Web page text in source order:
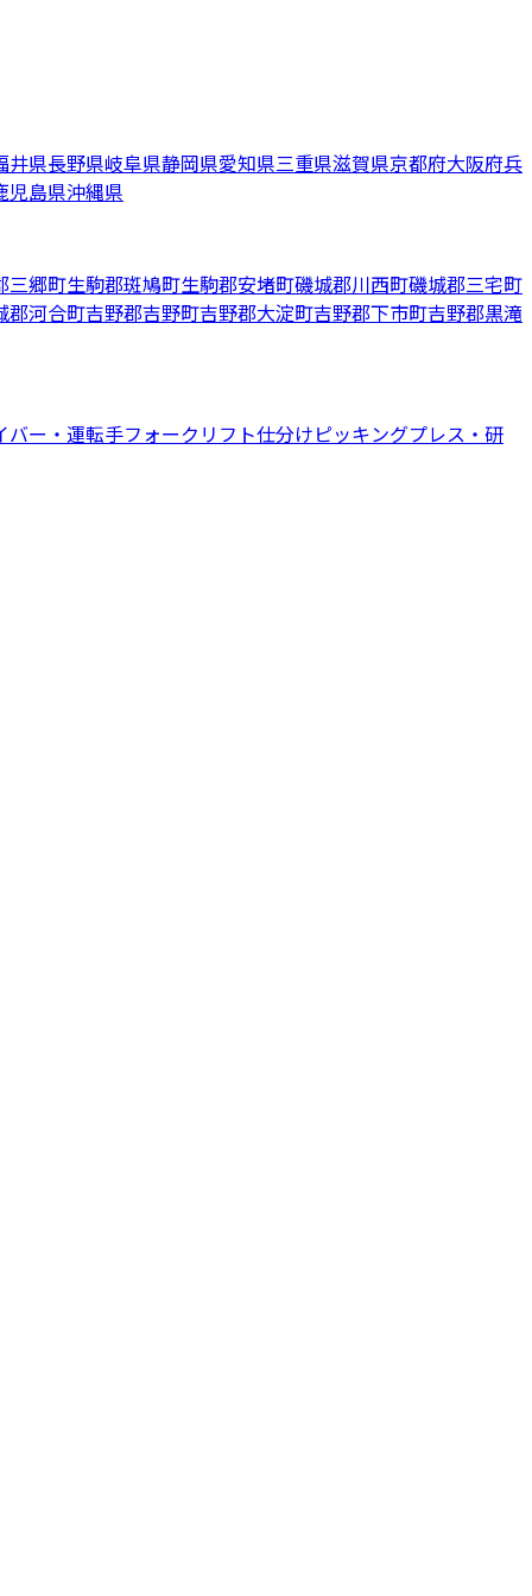
井県長野県岐阜県静岡県愛知県三重県滋賀県京都府大阪府兵
児島県沖縄県
三郷町生駒郡斑鳩町生駒郡安堵町磯城郡川西町磯城郡三宅町
郡河合町吉野郡吉野町吉野郡大淀町吉野郡下市町吉野郡黒滝
バー・運転手フォークリフト仕分けピッキングプレス・研